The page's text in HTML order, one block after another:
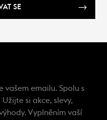
SE
vašem emailu. Spolu s
si akce, slevy,
Vyplněním vaší